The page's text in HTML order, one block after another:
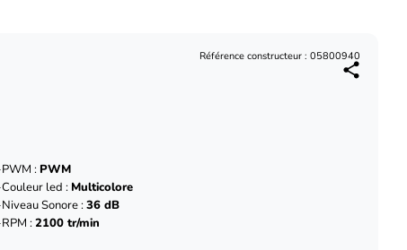
Référence constructeur : 05800940
PWM : PWM
Couleur led : Multicolore
Niveau Sonore :36 dB
RPM :2100 tr/min